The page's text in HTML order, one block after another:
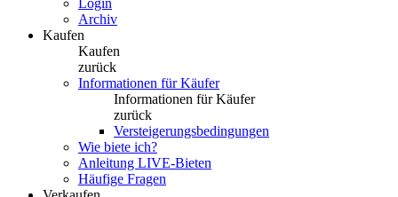
Login
Archiv
Kaufen
Kaufen
zurück
Informationen für Käufer
Informationen für Käufer
zurück
Versteigerungsbedingungen
Wie biete ich?
Anleitung LIVE-Bieten
Häufige Fragen